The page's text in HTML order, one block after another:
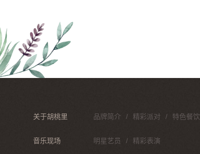
关于胡桃里 品牌简介 精彩派对 特色餐饮
音乐现场 明星艺员 精彩表演